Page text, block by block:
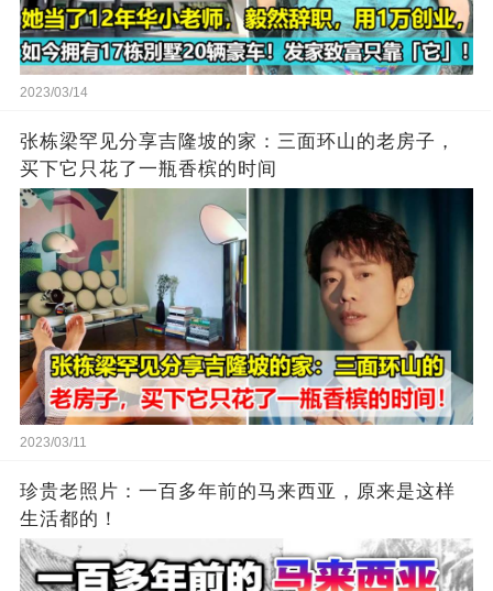
2023/03/14
张栋梁罕见分享吉隆坡的家：三面环山的老房子，
买下它只花了一瓶香槟的时间
2023/03/11
珍贵老照片：一百多年前的马来西亚，原来是这样
生活都的！